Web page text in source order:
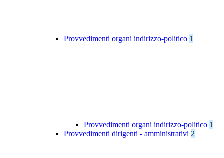
Provvedimenti organi indirizzo-politico 1
Provvedimenti organi indirizzo-politico 1
Provvedimenti dirigenti - amministrativi 2